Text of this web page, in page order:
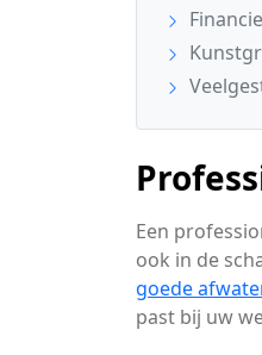
Een
ook in de
goede
past bij uw